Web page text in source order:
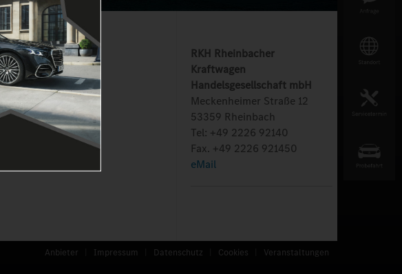
RKH Rheinbacher
Kraftwagen
Handelsgesellschaft mbH
Meckenheimer Straße 12
53359 Rheinbach
Tel: +49 2226 92140
Fax. +49 2226 921450
eMail
Anbieter Impressum Datenschutz Cookies Veranstaltungen